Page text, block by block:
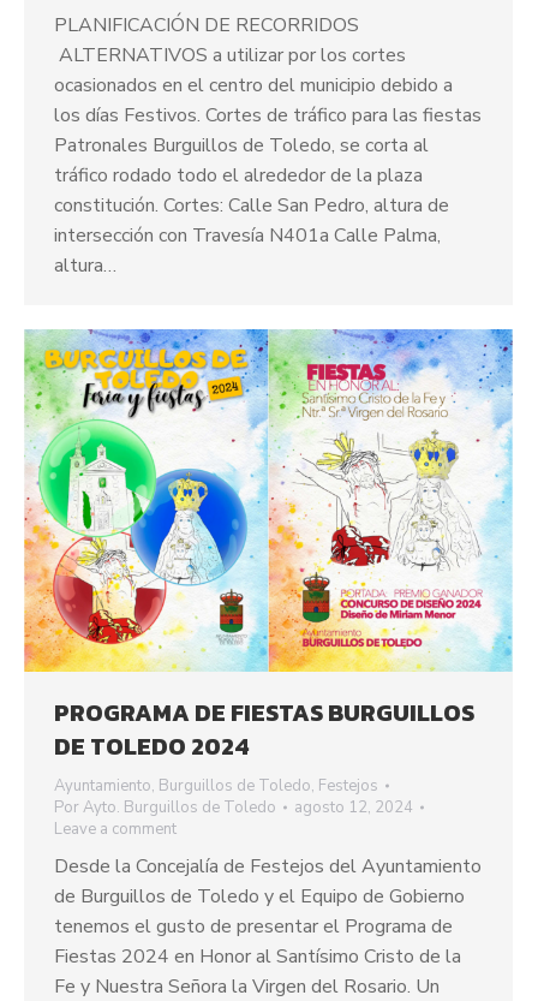
PLANIFICACIÓN DE RECORRIDOS
ALTERNATIVOS a utilizar por los cortes
ocasionados en el centro del municipio debido a
los días Festivos. Cortes de tráfico para las fiestas
Patronales Burguillos de Toledo, se corta al
tráfico rodado todo el alrededor de la plaza
constitución. Cortes: Calle San Pedro, altura de
intersección con Travesía N401a Calle Palma,
altura…
PROGRAMA DE FIESTAS BURGUILLOS
DE TOLEDO 2024
Ayuntamiento, Burguillos de Toledo, Festejos
PorAyto. Burguillos de Toledo
agosto 12, 2024
Leave a comment
Desde la Concejalía de Festejos del Ayuntamiento
de Burguillos de Toledo y el Equipo de Gobierno
tenemos el gusto de presentar el Programa de
Fiestas 2024 en Honor al Santísimo Cristo de la
Fe y Nuestra Señora la Virgen del Rosario. Un